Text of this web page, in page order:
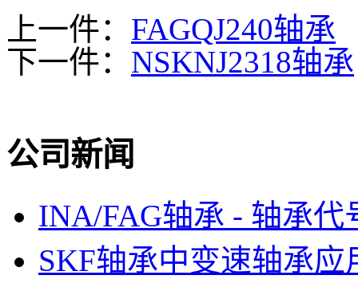
上一件： FAGQJ240轴承
下一件： NSKNJ2318轴承
公司新闻
INA/FAG轴承 - 轴承代
SKF轴承中变速轴承